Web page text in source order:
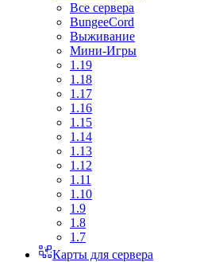
Все сервера
BungeeCord
Выживание
Мини-Игры
1.19
1.18
1.17
1.16
1.15
1.14
1.13
1.12
1.11
1.10
1.9
1.8
1.7
Карты для сервера